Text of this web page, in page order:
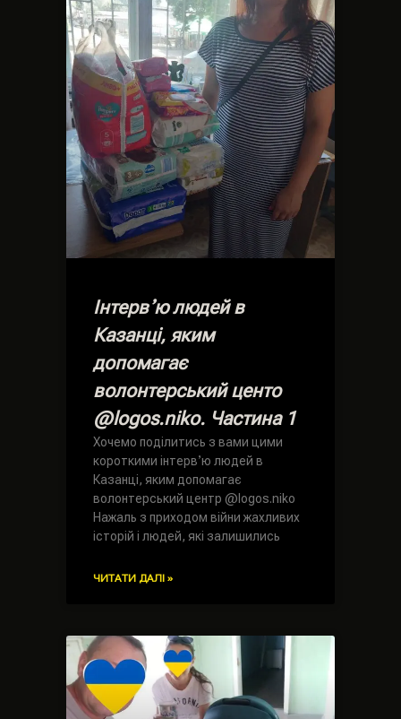
Інтервʼю людей в
Казанці, яким
допомагає
волонтерський центо
@logos.niko. Частина 1
Хочемо поділитись з вами цими
короткими інтервʼю людей в
Казанці, яким допомагає
волонтерський центр @logos.niko
Нажаль з приходом війни жахливих
історій і людей, які залишились
ЧИТАТИ ДАЛІ »